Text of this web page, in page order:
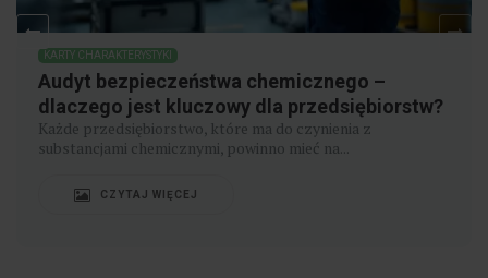
KARTY CHARAKTERYSTYKI
Audyt bezpieczeństwa chemicznego –
dlaczego jest kluczowy dla przedsiębiorstw?
Każde przedsiębiorstwo, które ma do czynienia z
substancjami chemicznymi, powinno mieć na...
CZYTAJ WIĘCEJ